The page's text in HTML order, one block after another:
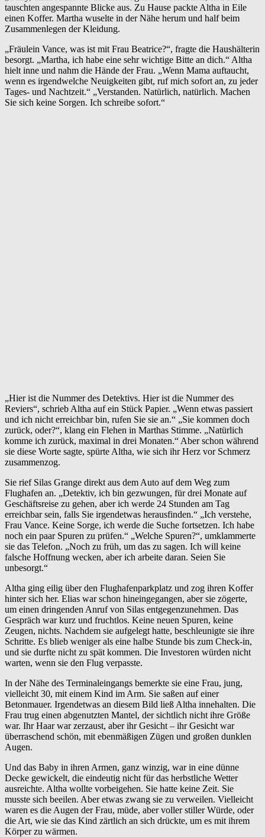
tauschten angespannte Blicke aus. Zu Hause packte Altha in Eile
einen Koffer. Martha wuselte in der Nähe herum und half beim
Zusammenlegen der Kleidung.
„Fräulein Vance, was ist mit Frau Beatrice?“, fragte die Haushälterin
besorgt. „Martha, ich habe eine sehr wichtige Bitte an dich.“ Altha
hielt inne und nahm die Hände der Frau. „Wenn Mama auftaucht,
wenn es irgendwelche Neuigkeiten gibt, ruf mich sofort an, zu jeder
Tages- und Nachtzeit.“ „Verstanden. Natürlich, natürlich. Machen
Sie sich keine Sorgen. Ich schreibe sofort.“
„Hier ist die Nummer des Detektivs. Hier ist die Nummer des
Reviers“, schrieb Altha auf ein Stück Papier. „Wenn etwas passiert
und ich nicht erreichbar bin, rufen Sie sie an.“ „Sie kommen doch
zurück, oder?“, klang ein Flehen in Marthas Stimme. „Natürlich
komme ich zurück, maximal in drei Monaten.“ Aber schon während
sie diese Worte sagte, spürte Altha, wie sich ihr Herz vor Schmerz
zusammenzog.
Sie rief Silas Grange direkt aus dem Auto auf dem Weg zum
Flughafen an. „Detektiv, ich bin gezwungen, für drei Monate auf
Geschäftsreise zu gehen, aber ich werde 24 Stunden am Tag
erreichbar sein, falls Sie irgendetwas herausfinden.“ „Ich verstehe,
Frau Vance. Keine Sorge, ich werde die Suche fortsetzen. Ich habe
noch ein paar Spuren zu prüfen.“ „Welche Spuren?“, umklammerte
sie das Telefon. „Noch zu früh, um das zu sagen. Ich will keine
falsche Hoffnung wecken, aber ich arbeite daran. Seien Sie
unbesorgt.“
Altha ging eilig über den Flughafenparkplatz und zog ihren Koffer
hinter sich her. Elias war schon hineingegangen, aber sie zögerte,
um einen dringenden Anruf von Silas entgegenzunehmen. Das
Gespräch war kurz und fruchtlos. Keine neuen Spuren, keine
Zeugen, nichts. Nachdem sie aufgelegt hatte, beschleunigte sie ihre
Schritte. Es blieb weniger als eine halbe Stunde bis zum Check-in,
und sie durfte nicht zu spät kommen. Die Investoren würden nicht
warten, wenn sie den Flug verpasste.
In der Nähe des Terminaleingangs bemerkte sie eine Frau, jung,
vielleicht 30, mit einem Kind im Arm. Sie saßen auf einer
Betonmauer. Irgendetwas an diesem Bild ließ Altha innehalten. Die
Frau trug einen abgenutzten Mantel, der sichtlich nicht ihre Größe
war. Ihr Haar war zerzaust, aber ihr Gesicht – ihr Gesicht war
überraschend schön, mit ebenmäßigen Zügen und großen dunklen
Augen.
Und das Baby in ihren Armen, ganz winzig, war in eine dünne
Decke gewickelt, die eindeutig nicht für das herbstliche Wetter
ausreichte. Altha wollte vorbeigehen. Sie hatte keine Zeit. Sie
musste sich beeilen. Aber etwas zwang sie zu verweilen. Vielleicht
waren es die Augen der Frau, müde, aber voller stiller Würde, oder
die Art, wie sie das Kind zärtlich an sich drückte, um es mit ihrem
Körper zu wärmen.